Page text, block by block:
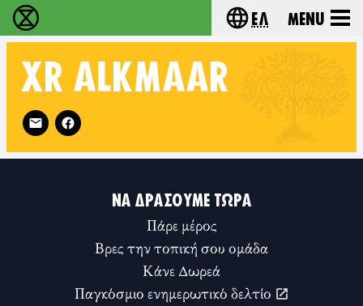
Extinction Rebellion - Home Choose your
Ελ Menu
XR ALKMAAR
Follow XR Alkmaar on
ΝΑ ΔΡΆΣΟΥΜΕ ΤΏΡΑ
Πάρε μέρος
Βρες την τοπική σου ομάδα
Κάνε Δωρεά
Παγκόσμιο ενημερωτικό δελτίο